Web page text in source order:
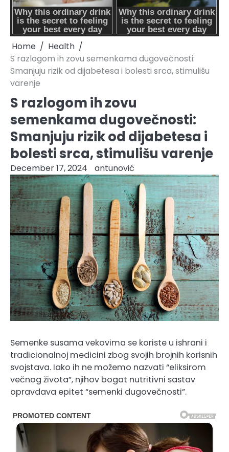
Home
Health
S razlogom ih zovu semenkama dugovečnosti:
Smanjuju rizik od dijabetesa i bolesti srca, stimulišu
varenje
S razlogom ih zovu
semenkama dugovečnosti:
Smanjuju rizik od dijabetesa i
bolesti srca, stimulišu varenje
December 17, 2024 antunović
Semenke susama vekovima se koriste u ishrani i
tradicionalnoj medicini zbog svojih brojnih korisnih
svojstava. Iako ih ne možemo nazvati “eliksirom
večnog života”, njihov bogat nutritivni sastav
opravdava epitet “semenki dugovečnosti”.